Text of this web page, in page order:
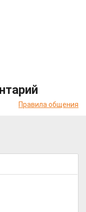
Правила общения